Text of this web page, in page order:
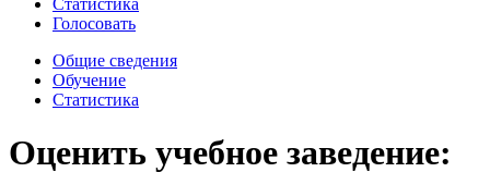
Статистика
Голосовать
Общие сведения
Обучение
Статистика
Оценить учебное заведение: